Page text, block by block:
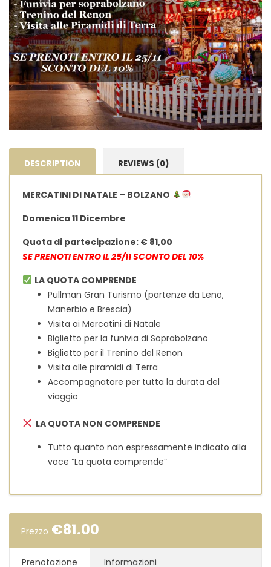
DESCRIPTION REVIEWS (0)
MERCATINI DI NATALE – BOLZANO
Domenica 11 Dicembre
Quota di partecipazione: € 81,00
SE PRENOTI ENTRO IL 25/11 SCONTO DEL 10%
LA QUOTA COMPRENDE
Pullman Gran Turismo (partenze da Leno,
Manerbio e Brescia)
Visita ai Mercatini di Natale
Biglietto per la funivia di Soprabolzano
Biglietto per il Trenino del Renon
Visita alle piramidi di Terra
Accompagnatore per tutta la durata del
viaggio
LA QUOTA NON COMPRENDE
Tutto quanto non espressamente indicato alla
voce “La quota comprende”
Prezzo €81.00
Prenotazione Informazioni